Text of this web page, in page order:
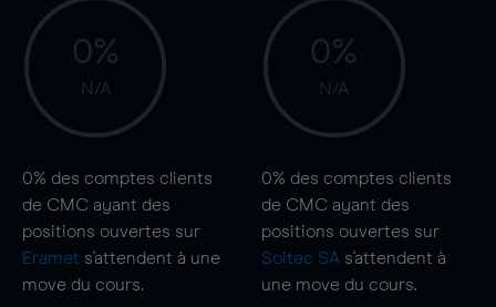
0%
N/A
0% des comptes clients
de CMC ayant des
positions ouvertes sur
Eramet s'attendent à une
move du cours.
0%
N/A
0% des comptes clients
de CMC ayant des
positions ouvertes sur
Soitec SA s'attendent à
une move du cours.